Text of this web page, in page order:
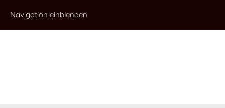
Navigation einblenden